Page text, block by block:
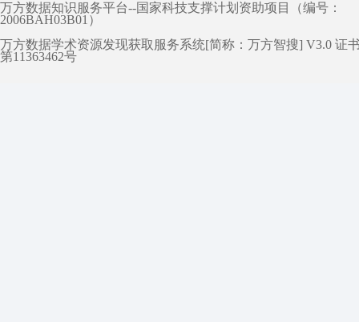
万方数据知识服务平台--国家科技支撑计划资助项目（编号：
2006BAH03B01）
万方数据学术资源发现获取服务系统[简称：万方智搜] V3.0 证
第11363462号